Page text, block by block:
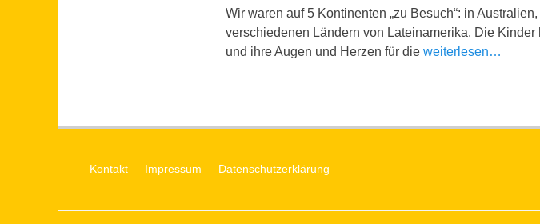
Wir waren auf 5 Kontinenten „zu Besuch“: in
verschiedenen Ländern von Lateinamerika. Die
und ihre Augen und Herzen für die weiterlesen…
Kontakt Impressum Datenschutzerklärung